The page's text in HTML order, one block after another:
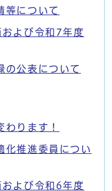
等について
よび令和7年度
の公表について
ります！
化推進委員につい
よび令和6年度